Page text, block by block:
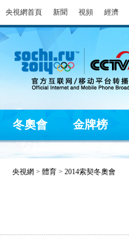
央視網首頁 新聞 視頻 經濟
冬奧會 金牌榜
央視網 > 體育 > 2014索契冬奧會